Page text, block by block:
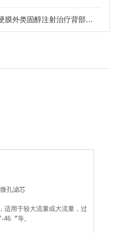
FDA 禁止通过椎间孔的硬膜外类固醇注射治疗背部疼痛
孔滤芯
适用于较大流量或大流量，过
〞等。